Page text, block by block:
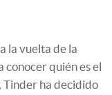
la vuelta de la
conocer quién es el
Tinder ha decidido